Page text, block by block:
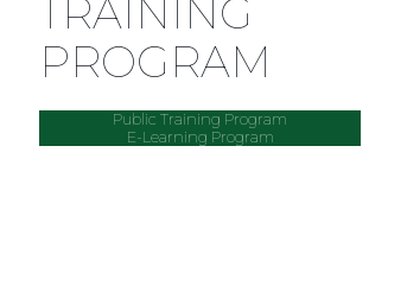
TRAINING
PROGRAM
Public Training Program
E-Learning Program